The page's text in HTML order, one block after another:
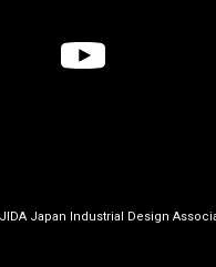
JIDA Japan Industrial Design